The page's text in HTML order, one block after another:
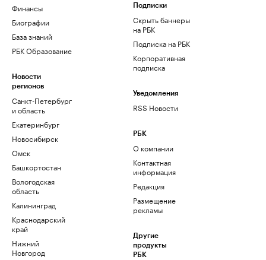
Финансы
Биографии
База знаний
РБК Образование
Новости
регионов
Санкт-Петербург
и область
Екатеринбург
Новосибирск
Омск
Башкортостан
Вологодская
область
Калининград
Краснодарский
край
Нижний
Новгород
Подписки
Скрыть баннеры
на РБК
Подписка на РБК
Корпоративная
подписка
Уведомления
RSS Новости
РБК
О компании
Контактная
информация
Редакция
Размещение
рекламы
Другие
продукты
РБК